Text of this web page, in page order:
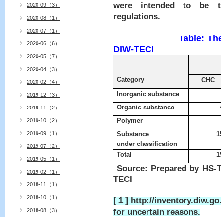
were intended to be
regulations.
Table:
DIW-TECI
Category
CHC
Inorganic substance
Organic substance
Polymer
Substance
under classification
Total
Source: Prepared by HS-
TECI
[１] http://
for uncertain reasons.
2020-09（3）
2020-08（1）
2020-07（1）
2020-06（6）
2020-05（7）
2020-04（3）
2020-02（4）
2019-12（3）
2019-11（2）
2019-10（2）
2019-09（1）
2019-07（2）
2019-05（1）
2019-02（1）
2018-11（1）
2018-10（1）
2018-08（3）